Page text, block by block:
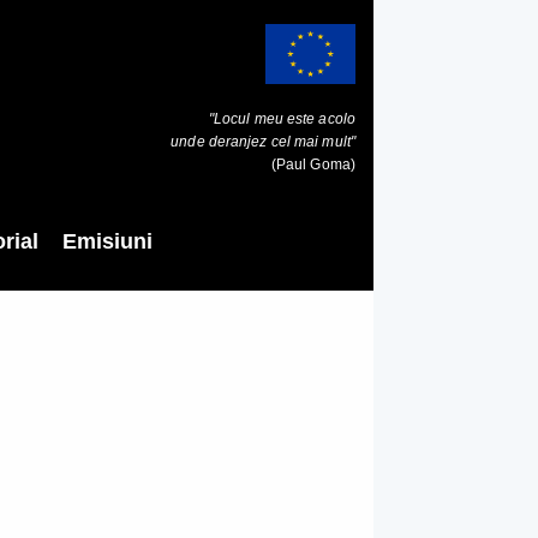
"Locul meu este acolo
unde deranjez cel mai mult"
(Paul Goma)
Emisiuni